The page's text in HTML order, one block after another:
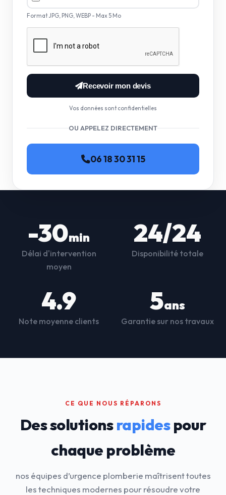
Format JPG, PNG, WEBP - Max 5 Mo
Recevoir mon devis
Vos données sont confidentielles
OU APPELEZ DIRECTEMENT
06 18 30 31 15
-30min
Délai d'intervention
moyen
24/24
Disponibilité totale
4.9
Note moyenne clients
5ans
Garantie sur nos travaux
CE QUE NOUS RÉPARONS
Des solutionsrapidespour
chaque problème
nos équipes d’urgence plomberie maîtrisent toutes
les techniques modernes pour résoudre votre